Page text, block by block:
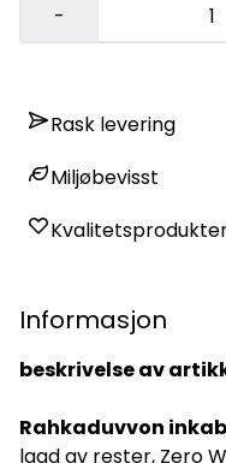
-
Rask levering
Miljøbevisst
Informasjon
beskrivelse av
Rahkaduvvon
lagd av rester, Zero